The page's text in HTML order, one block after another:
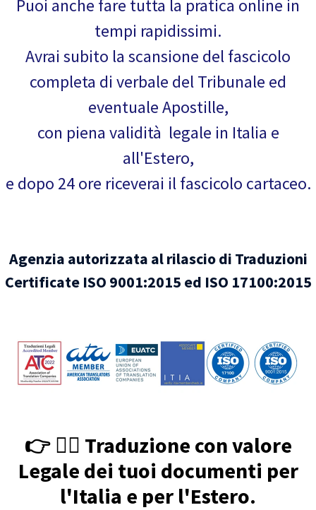
Puoi anche fare tutta la pratica online in
tempi rapidissimi.
Avrai subito la scansione del fascicolo
completa di verbale del Tribunale ed
eventuale Apostille,
con piena validità legale in Italia e
all'Estero,
e dopo 24 ore riceverai il fascicolo cartaceo.
Agenzia autorizzata al rilascio di Traduzioni
Certificate ISO 9001:2015 ed ISO 17100:2015
👉 👩‍⚖️ Traduzione con valore
Legale dei tuoi documenti per
l'Italia e per l'Estero.